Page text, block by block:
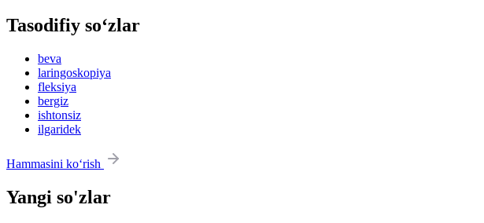
Tasodifiy so‘zlar
beva
laringoskopiya
fleksiya
bergiz
ishtonsiz
ilgaridek
Hammasini ko‘rish
Yangi so'zlar